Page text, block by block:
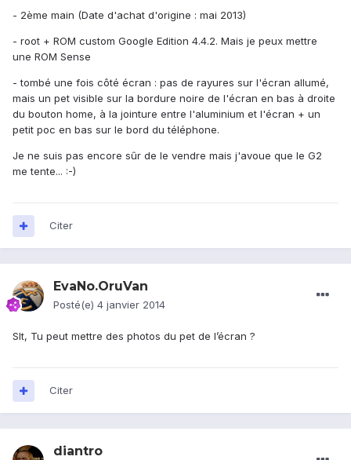
- 2ème main (Date d'achat d'origine : mai 2013)
- root + ROM custom Google Edition 4.4.2. Mais je peux mettre
une ROM Sense
- tombé une fois côté écran : pas de rayures sur l'écran allumé,
mais un pet visible sur la bordure noire de l'écran en bas à droite
du bouton home, à la jointure entre l'aluminium et l'écran + un
petit poc en bas sur le bord du téléphone.
Je ne suis pas encore sûr de le vendre mais j'avoue que le G2
me tente... :-)
Citer
EvaNo.OruVan
Posté(e) 4 janvier 2014
Slt, Tu peut mettre des photos du pet de l’écran ?
Citer
diantro